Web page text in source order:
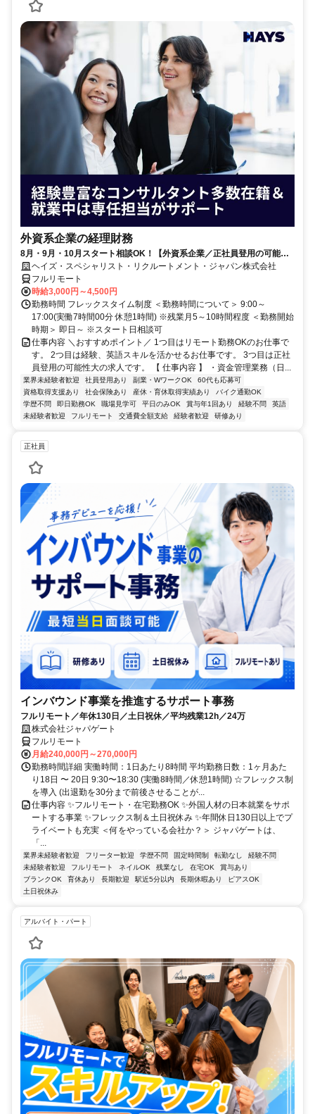
外資系企業の経理財務
8月・9月・10月スタート相談OK！【外資系企業／正社員登用の可能性
大／700万～800万／リモート勤務OK】経理財務
ヘイズ・スペシャリスト・リクルートメント・ジャパン株式会社
フルリモート
時給3,000円～4,500円
勤務時間 フレックスタイム制度 ＜勤務時間について＞ 9:00～
17:00(実働7時間00分 休憩1時間) ※残業月5～10時間程度 ＜勤務開始
時期＞ 即日～ ※スタート日相談可
仕事内容 ＼おすすめポイント／ 1つ目はリモート勤務OKのお仕事で
す。 2つ目は経験、英語スキルを活かせるお仕事です。 3つ目は正社
員登用の可能性大の求人です。 【 仕事内容 】 ・資金管理業務（日...
業界未経験者歓迎 社員登用あり 副業・WワークOK
60代も応募可
資格取得支援あり
社会保険あり 産休・育休取得実績あり
バイク通勤OK
学歴不問
即日勤務OK 職場見学可 平日のみOK 賞与年1回あり 経験不問
英語
未経験者歓迎
フルリモート 交通費全額支給 経験者歓迎 研修あり
正社員
インバウンド事業を推進するサポート事務
フルリモート／年休130日／土日祝休／平均残業12h／24万
株式会社ジャパゲート
フルリモート
月給240,000円～270,000円
勤務時間詳細 実働時間：1日あたり8時間 平均勤務日数：1ヶ月あた
り18日 〜 20日 9:30〜18:30 (実働8時間／休憩1時間) ☆フレックス制
を導入 (出退勤を30分まで前後させることが...
仕事内容 ✨フルリモート・在宅勤務OK ✨外国人材の日本就業をサポ
ートする事業 ✨フレックス制＆土日祝休み ✨年間休日130日以上でプ
ライベートも充実 ＜何をやっている会社か？＞ ジャパゲートは、
「...
業界未経験者歓迎 フリーター歓迎 学歴不問 固定時間制 転勤なし
経験不問
未経験者歓迎
フルリモート ネイルOK 残業なし 在宅OK
賞与あり
ブランクOK
育休あり 長期歓迎 駅近5分以内 長期休暇あり
ピアスOK
土日祝休み
アルバイト・パート